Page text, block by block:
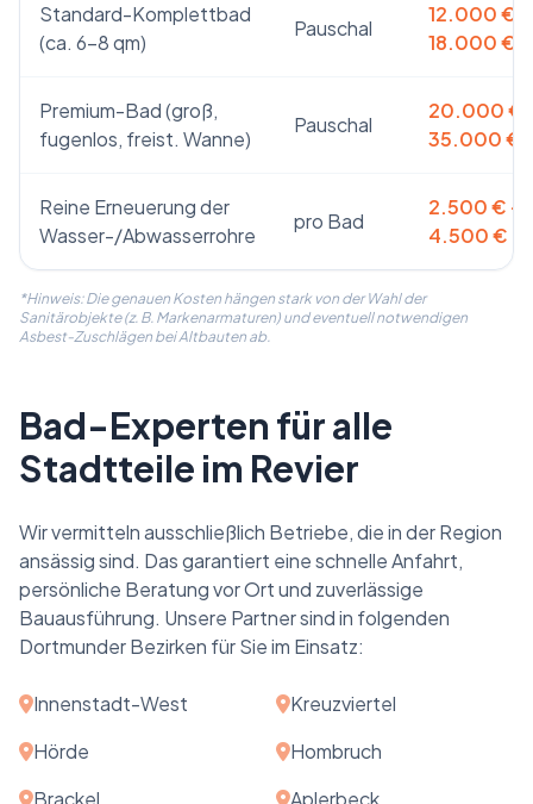
Standard-Komplettbad
(ca. 6-8 qm)
Pauschal
12.000 € –
18.000 €
Premium-Bad (groß,
fugenlos, freist. Wanne)
Pauschal
20.000 €
35.000 €+
Reine Erneuerung der
Wasser-/Abwasserrohre
pro Bad
2.500 € –
4.500 €
*Hinweis: Die genauen Kosten hängen stark von der Wahl der
Sanitärobjekte (z. B. Markenarmaturen) und eventuell notwendigen
Asbest-Zuschlägen bei Altbauten ab.
Bad-Experten für alle
Stadtteile im Revier
Wir vermitteln ausschließlich Betriebe, die in der Region
ansässig sind. Das garantiert eine schnelle Anfahrt,
persönliche Beratung vor Ort und zuverlässige
Bauausführung. Unsere Partner sind in folgenden
Dortmunder Bezirken für Sie im Einsatz:
Innenstadt-West
Kreuzviertel
Hörde
Hombruch
Brackel
Aplerbeck